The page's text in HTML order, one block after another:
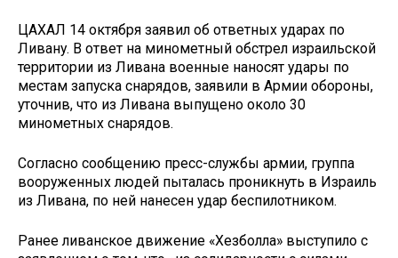
ЦАХАЛ 14 октября заявил об ответных ударах по
Ливану. В ответ на минометный обстрел израильской
территории из Ливана военные наносят удары по
местам запуска снарядов, заявили в Армии обороны,
уточнив, что из Ливана выпущено около 30
минометных снарядов.
Согласно сообщению пресс-службы армии, группа
вооруженных людей пыталась проникнуть в Израиль
из Ливана, по ней нанесен удар беспилотником.
Ранее ливанское движение «Хезболла» выступило с